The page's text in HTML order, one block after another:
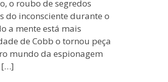
o roubo de segredos
do inconsciente durante o
a mente está mais
de Cobb o tornou peça
mundo da espionagem
[…]